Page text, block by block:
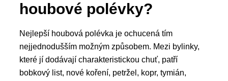
houbové polévky?
Nejlepší houbová polévka je ochucená tím
nejjednodušším možným způsobem. Mezi bylinky,
které jí dodávají charakteristickou chuť, patří
bobkový list, nové koření, petržel, kopr, tymián,